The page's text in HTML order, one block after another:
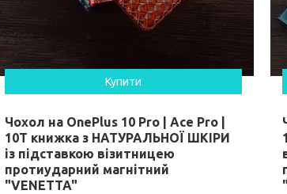
Купити
Чохол на OnePlus 10 Pro | Ace Pro |
10T книжка з НАТУРАЛЬНОЇ ШКІРИ
із підставкою візитницею
протиударний магнітний
"VENETTA"